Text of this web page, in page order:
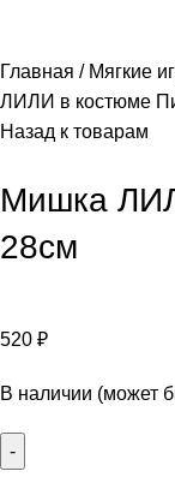
Главная Мягкие
ЛИЛИ в костюме
Назад к товарам
Мишка
28см
520 ₽
В наличии (может